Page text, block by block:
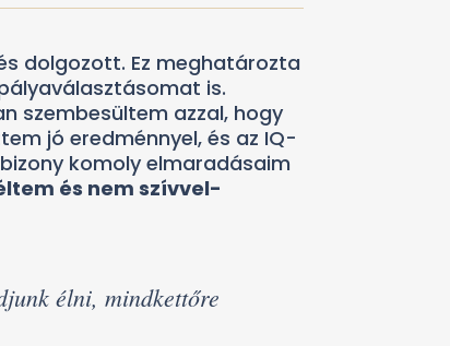
dolgozott. Ez meghatározta
is.
szembesültem azzal, hogy
jó eredménnyel, és az IQ-
komoly elmaradásaim
és nem szívvel-
élni, mindkettőre